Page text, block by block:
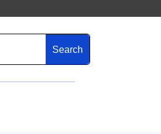
Search